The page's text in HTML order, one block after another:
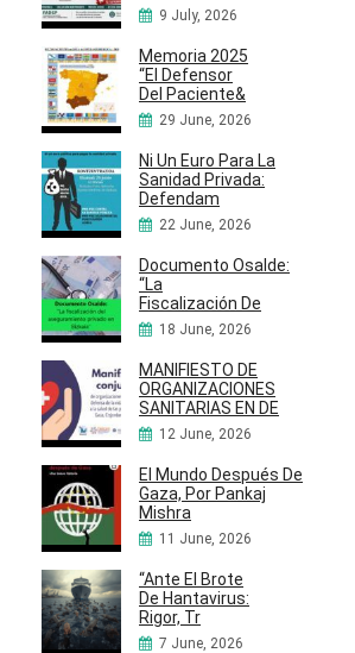
9 July, 2026
Memoria 2025
“El Defensor
Del Paciente&
29 June, 2026
Ni Un Euro Para La
Sanidad Privada:
Defendam
22 June, 2026
Documento Osalde:
“La
Fiscalización De
18 June, 2026
MANIFIESTO DE
ORGANIZACIONES
SANITARIAS EN DE
12 June, 2026
El Mundo Después De
Gaza, Por Pankaj
Mishra
11 June, 2026
“Ante El Brote
De Hantavirus:
Rigor, Tr
7 June, 2026